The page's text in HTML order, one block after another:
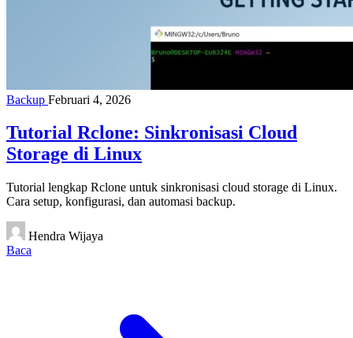
Backup Februari 4, 2026
Tutorial Rclone: Sinkronisasi Cloud
Storage di Linux
Tutorial lengkap Rclone untuk sinkronisasi cloud storage di Linux.
Cara setup, konfigurasi, dan automasi backup.
Hendra Wijaya
Baca